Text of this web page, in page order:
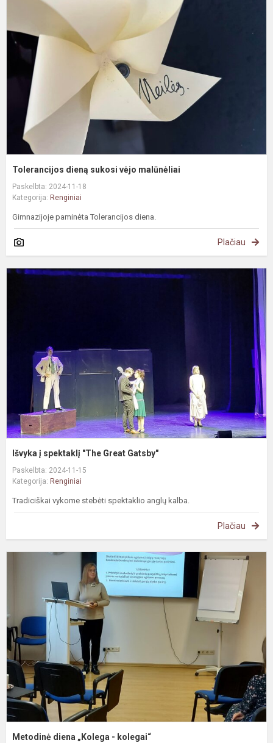
Tolerancijos dieną sukosi vėjo malūnėliai
Paskelbta: 2024-11-18
Kategorija: Renginiai
Gimnazijoje paminėta Tolerancijos diena.
Plačiau
Išvyka į spektaklį "The Great Gatsby"
Paskelbta: 2024-11-15
Kategorija: Renginiai
Tradiciškai vykome stebėti spektaklio anglų kalba.
Plačiau
Metodinė diena „Kolega - kolegai“